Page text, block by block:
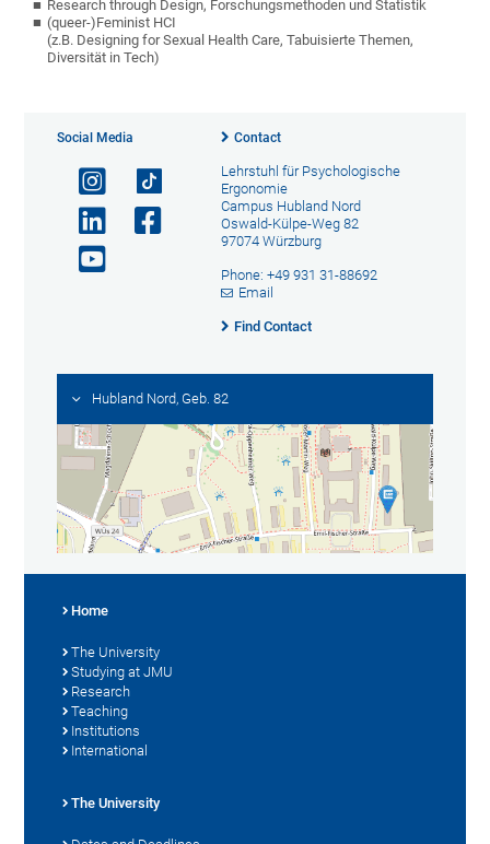
Research through Design, Forschungsmethoden und Statistik
(queer-)Feminist HCI
(z.B. Designing for Sexual Health Care, Tabuisierte Themen,
Diversität in Tech)
Social Media Contact
Lehrstuhl für Psychologische
Ergonomie
Campus Hubland Nord
Oswald-Külpe-Weg 82
97074 Würzburg
Phone: +49 931 31-88692
Email
Find Contact
Hubland Nord, Geb. 82
Home
The University
Studying at JMU
Research
Teaching
Institutions
International
The University